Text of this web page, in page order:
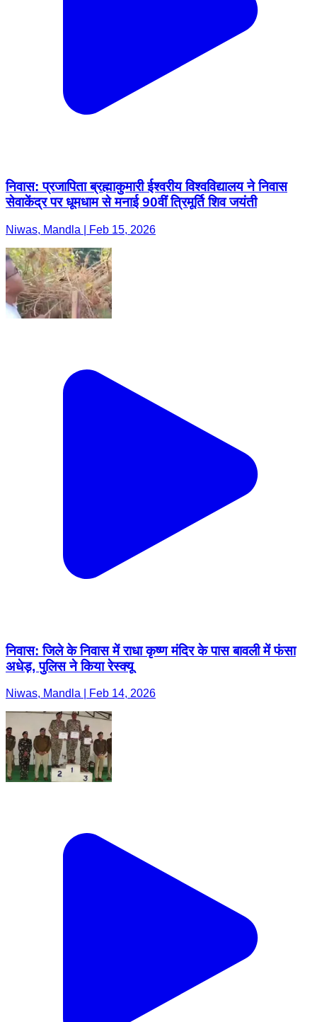
निवास: प्रजापिता ब्रह्माकुमारी ईश्वरीय विश्वविद्यालय ने निवास
सेवाकेंद्र पर धूमधाम से मनाई 90वीं त्रिमूर्ति शिव जयंती
Niwas, Mandla | Feb 15, 2026
निवास: जिले के निवास में राधा कृष्ण मंदिर के पास बावली में फंसा
अधेड़, पुलिस ने किया रेस्क्यू
Niwas, Mandla | Feb 14, 2026